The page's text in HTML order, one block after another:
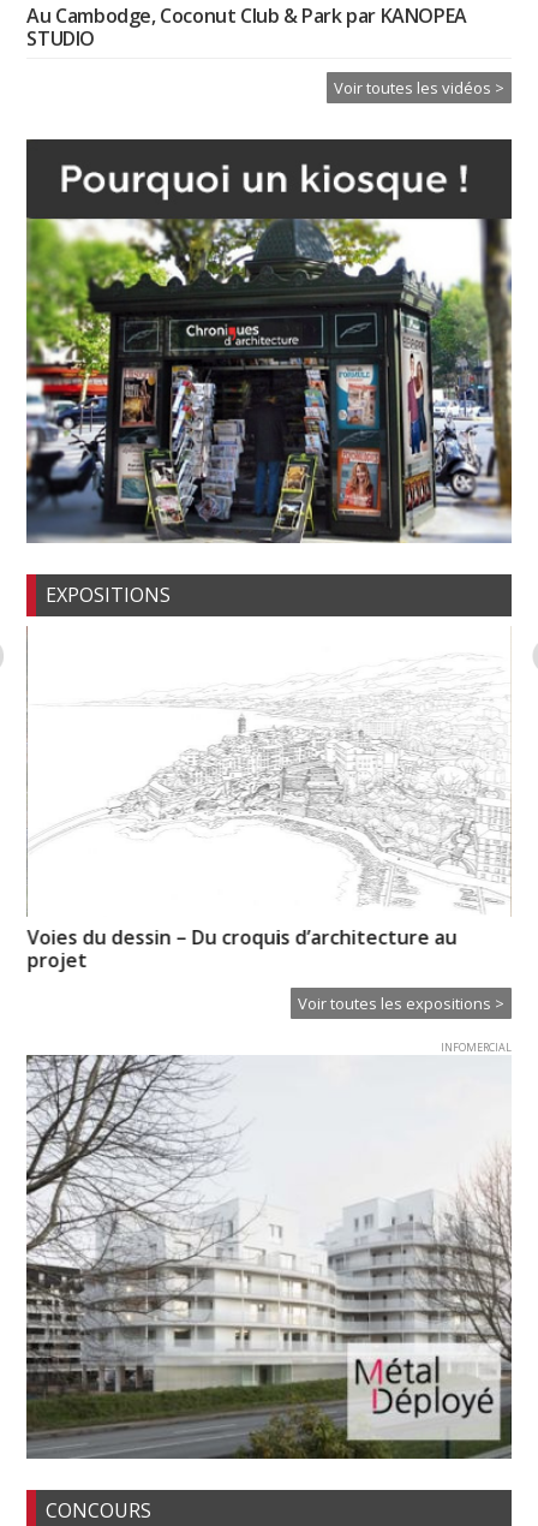
Au Cambodge, Coconut Club & Park par KANOPEA
STUDIO
Voir toutes les vidéos >
EXPOSITIONS
Voies du dessin – Du croquis d’architecture au
projet
Voir toutes les expositions >
INFOMERCIAL
CONCOURS